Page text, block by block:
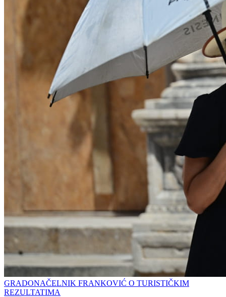
GRADONAČELNIK FRANKOVIĆ O TURISTIČKIM
REZULTATIMA